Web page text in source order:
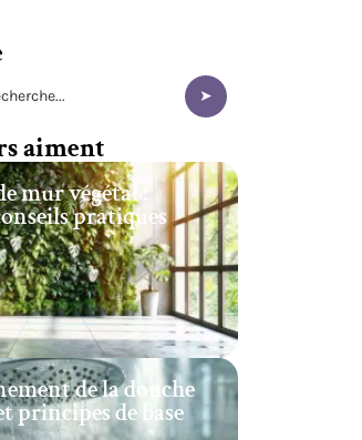
aiment
mur végétal :
pratiques
de la douche
principes de base